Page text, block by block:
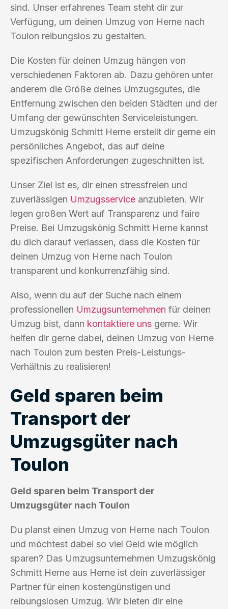
sind. Unser erfahrenes Team steht dir zur
Verfügung, um deinen Umzug von Herne nach
Toulon reibungslos zu gestalten.
Die Kosten für deinen Umzug hängen von
verschiedenen Faktoren ab. Dazu gehören unter
anderem die Größe deines Umzugsgutes, die
Entfernung zwischen den beiden Städten und der
Umfang der gewünschten Serviceleistungen.
Umzugskönig Schmitt Herne erstellt dir gerne ein
persönliches Angebot, das auf deine
spezifischen Anforderungen zugeschnitten ist.
Unser Ziel ist es, dir einen stressfreien und
zuverlässigen Umzugsservice anzubieten. Wir
legen großen Wert auf Transparenz und faire
Preise. Bei Umzugskönig Schmitt Herne kannst
du dich darauf verlassen, dass die Kosten für
deinen Umzug von Herne nach Toulon
transparent und konkurrenzfähig sind.
Also, wenn du auf der Suche nach einem
professionellen Umzugsunternehmen für deinen
Umzug bist, dann kontaktiere uns gerne. Wir
helfen dir gerne dabei, deinen Umzug von Herne
nach Toulon zum besten Preis-Leistungs-
Verhältnis zu realisieren!
Geld sparen beim
Transport der
Umzugsgüter nach
Toulon
Geld sparen beim Transport der
Umzugsgüter nach Toulon
Du planst einen Umzug von Herne nach Toulon
und möchtest dabei so viel Geld wie möglich
sparen? Das Umzugsunternehmen Umzugskönig
Schmitt Herne aus Herne ist dein zuverlässiger
Partner für einen kostengünstigen und
reibungslosen Umzug. Wir bieten dir eine